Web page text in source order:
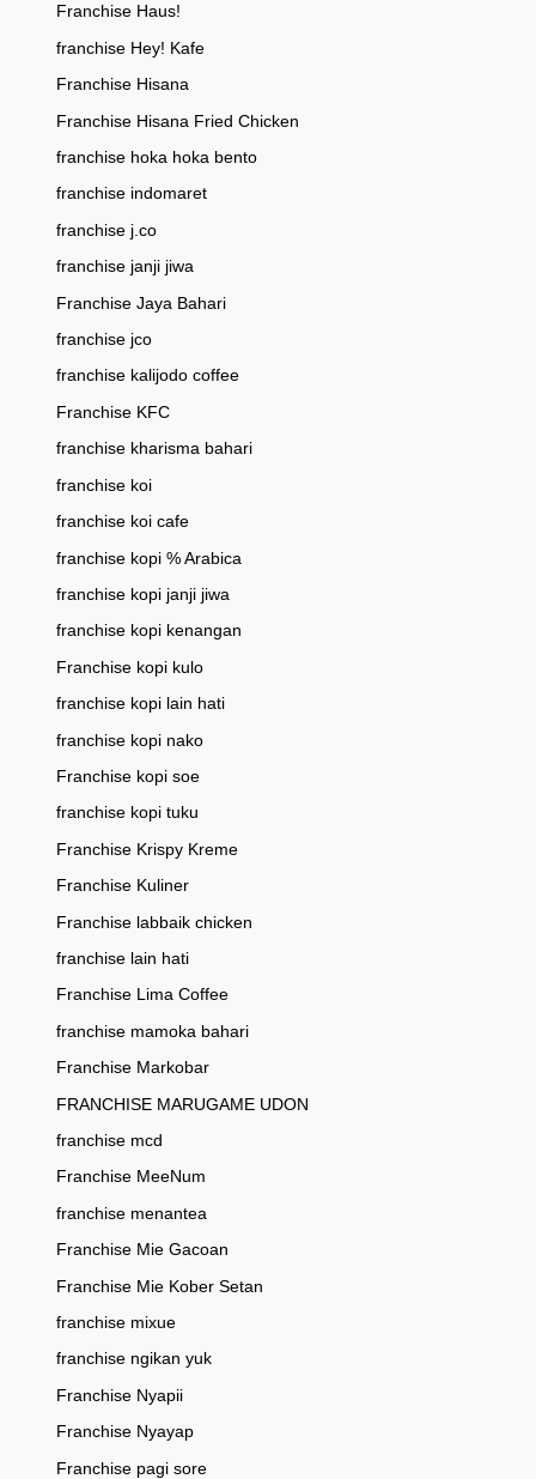
Franchise Haus!
franchise Hey! Kafe
Franchise Hisana
Franchise Hisana Fried Chicken
franchise hoka hoka bento
franchise indomaret
franchise j.co
franchise janji jiwa
Franchise Jaya Bahari
franchise jco
franchise kalijodo coffee
Franchise KFC
franchise kharisma bahari
franchise koi
franchise koi cafe
franchise kopi % Arabica
franchise kopi janji jiwa
franchise kopi kenangan
Franchise kopi kulo
franchise kopi lain hati
franchise kopi nako
Franchise kopi soe
franchise kopi tuku
Franchise Krispy Kreme
Franchise Kuliner
Franchise labbaik chicken
franchise lain hati
Franchise Lima Coffee
franchise mamoka bahari
Franchise Markobar
FRANCHISE MARUGAME UDON
franchise mcd
Franchise MeeNum
franchise menantea
Franchise Mie Gacoan
Franchise Mie Kober Setan
franchise mixue
franchise ngikan yuk
Franchise Nyapii
Franchise Nyayap
Franchise pagi sore